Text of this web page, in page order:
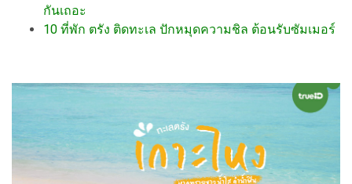
กันเถอะ
10 ที่พัก ตรัง ติดทะเล ปักหมุดความชิล ต้อนรับซัมเมอร์